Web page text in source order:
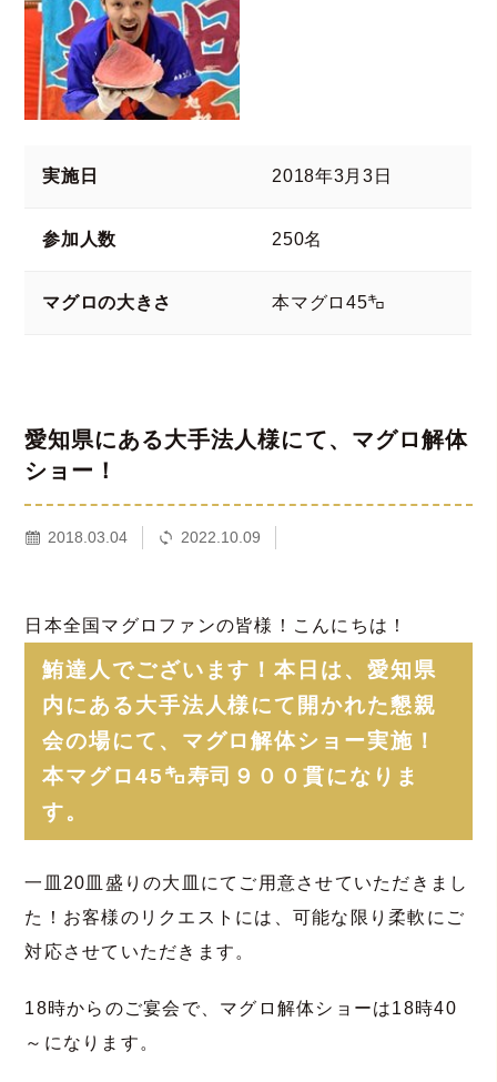
実施日 2018年3月3日
参加人数 250名
マグロの大きさ 本マグロ45㌔
愛知県にある大手法人様にて、マグロ解体
ショー！
2018.03.04 2022.10.09
日本全国マグロファンの皆様！こんにちは！
鮪達人でございます！本日は、愛知県
内にある大手法人様にて開かれた懇親
会の場にて、マグロ解体ショー実施！
本マグロ45㌔寿司９００貫になりま
す。
一皿20皿盛りの大皿にてご用意させていただきまし
た！お客様のリクエストには、可能な限り柔軟にご
対応させていただきます。
18時からのご宴会で、マグロ解体ショーは18時40
～になります。